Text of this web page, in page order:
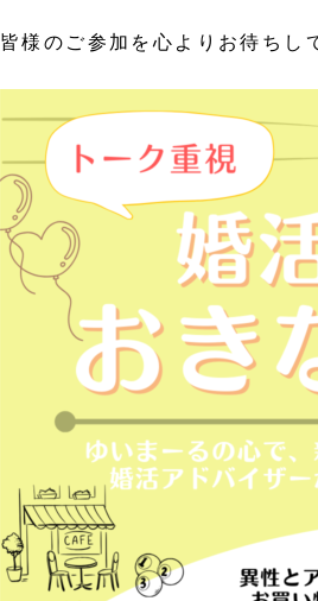
皆様のご参加を心よりお待ちし